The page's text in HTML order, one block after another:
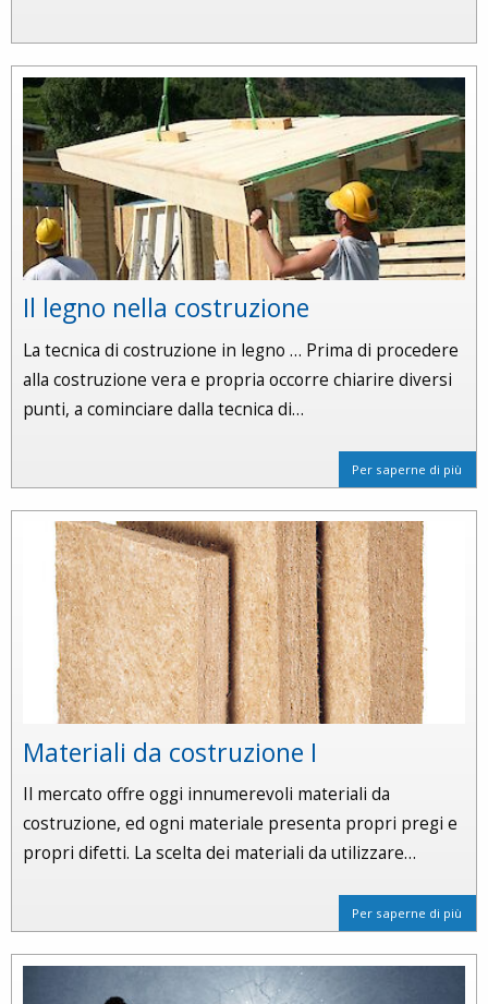
Il legno nella costruzione
La tecnica di costruzione in legno … Prima di procedere
alla costruzione vera e propria occorre chiarire diversi
punti, a cominciare dalla tecnica di…
Per saperne di più
Materiali da costruzione I
Il mercato offre oggi innumerevoli materiali da
costruzione, ed ogni materiale presenta propri pregi e
propri difetti. La scelta dei materiali da utilizzare…
Per saperne di più